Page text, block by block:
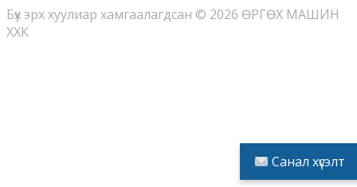
Бүх эрх хуулиар хамгаалагдсан © 2026 ӨРГӨХ МАШИН
ХХК
Санал хүсэлт